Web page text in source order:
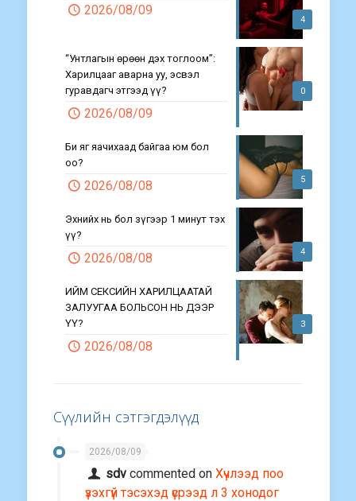
4
2026/08/09
0
“Унтлагын өрөөн дэх тоглоом”:
Харилцааг аварна уу, эсвэл
гуравдагч этгээд үү?
2026/08/09
5
Би яг яачихаад байгаа юм бол
оо?
2026/08/08
4
Эхнийх нь бол зүгээр 1 минут тэх
үү?
2026/08/08
3
ИЙМ СЕКСИЙН ХАРИЛЦААТАЙ
ЗАЛУУГАА БОЛЬСОН НЬ ДЭЭР
ҮҮ?
2026/08/08
Сүүлийн сэтгэгдэлүүд
2026/08/09
sdv commented onХүчлээд поо
үзэхгүй тэсэхэд үсрээд л 3 хонодог